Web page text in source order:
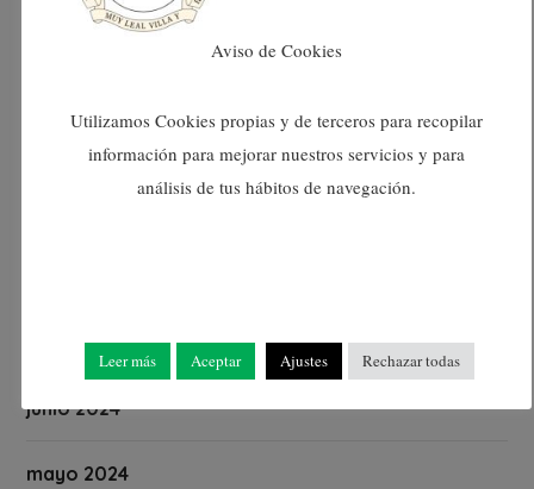
diciembre 2024
octubre 2024
julio 2024
junio 2024
mayo 2024
Aviso de Cookies
Utilizamos Cookies propias y de terceros para recopilar
información para mejorar nuestros servicios y para
análisis de tus hábitos de navegación.
Leer más Aceptar Ajustes Rechazar todas